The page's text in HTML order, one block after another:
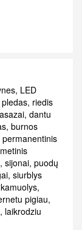
, LED
pledas, riedis
, dantu
, burnos
permanentinis
, sijonai, puodų
, siurblys
,
pigiau,
, laikrodziu